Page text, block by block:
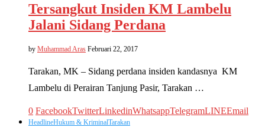
Tersangkut Insiden KM Lambelu
Jalani Sidang Perdana
by Muhammad Aras Februari 22, 2017
Tarakan, MK – Sidang perdana insiden kandasnya KM
Lambelu di Perairan Tanjung Pasir, Tarakan …
0 FacebookTwitterLinkedinWhatsappTelegramLINEEmail
HeadlineHukum & KriminalTarakan